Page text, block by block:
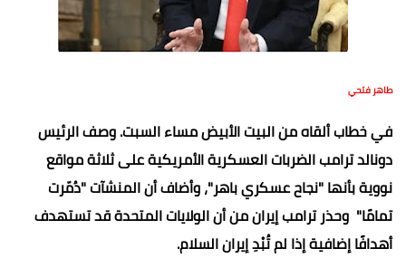
طاهر فتحي
في خطاب ألقاه من البيت الأبيض مساء السبت. وصف الرئيس
دونالد ترامب الضربات العسكرية الأمريكية على ثلاثة مواقع
نووية بأنها "نجاح عسكري باهر"، وأضاف أن المنشآت "دُمّرت
تمامًا" وحذر ترامب إيران من أن الولايات المتحدة قد تستهدف
أهدافًا إضافية إذا لم تُبْدِ إيران السلام.